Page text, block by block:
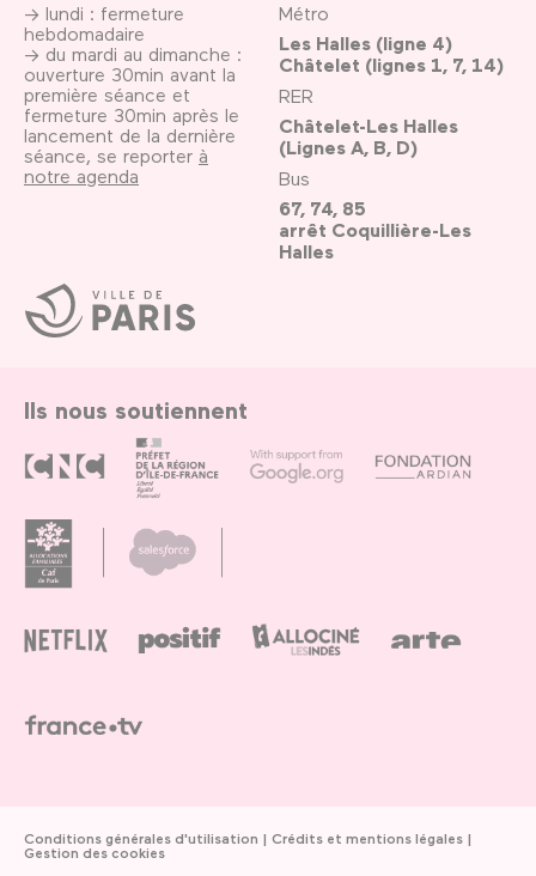
Ville
de
Paris
→ lundi : fermeture
hebdomadaire
→ du mardi au dimanche :
ouverture 30min avant la
première séance et
fermeture 30min après le
lancement de la dernière
séance, se reporter à
notre agenda
Métro
Les Halles (ligne 4)
Châtelet (lignes 1, 7, 14)
RER
Châtelet-Les Halles
(Lignes A, B, D)
Bus
67, 74, 85
arrêt Coquillière-Les
Halles
Ils nous soutiennent
Conditions générales d'utilisation
Crédits et mentions légales
Gestion des cookies